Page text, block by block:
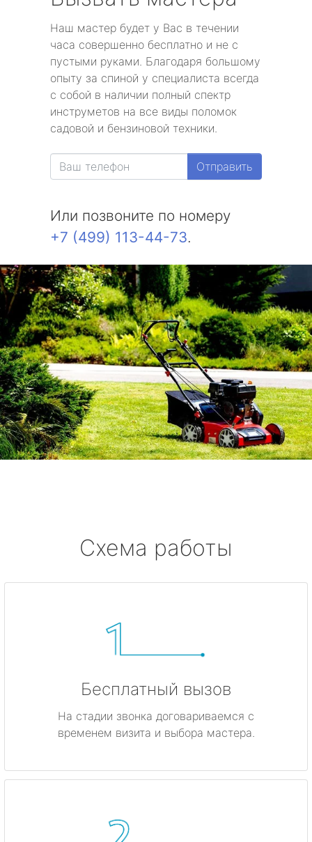
Наш мастер будет у Вас в течении
часа совершенно бесплатно и не с
пустыми руками. Благодаря большому
опыту за спиной у специалиста всегда
с собой в наличии полный спектр
инструметов на все виды поломок
садовой и бензиновой техники.
Отправить
Или позвоните по номеру
+7 (499) 113-44-73.
Схема работы
Бесплатный вызов
На стадии звонка договариваемся с
временем визита и выбора мастера.